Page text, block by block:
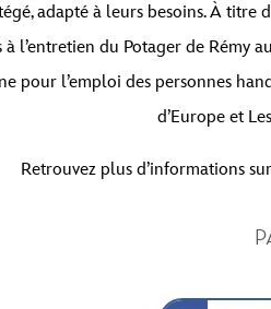
adapté à leurs besoins. À titre
l’entretien du Potager de Rémy
pour l’emploi des personnes
d’Europe et
Retrouvez plus d’informations